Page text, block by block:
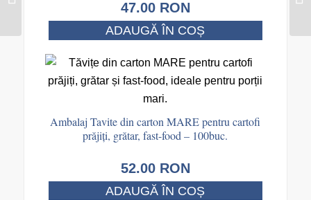
47.00 RON
ADAUGĂ ÎN COȘ
Ambalaj Tavite din carton MARE pentru cartofi
prăjiți, grătar, fast-food – 100buc.
52.00 RON
ADAUGĂ ÎN COȘ
gogoși medie colorat